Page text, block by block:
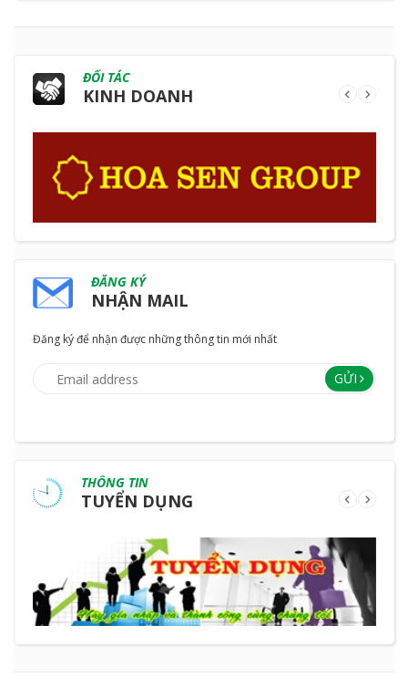
ĐỐI TÁC
KINH DOANH
ĐĂNG KÝ
NHẬN MAIL
Đăng ký để nhận được những thông tin mới nhất
GỬI
THÔNG TIN
TUYỂN DỤNG